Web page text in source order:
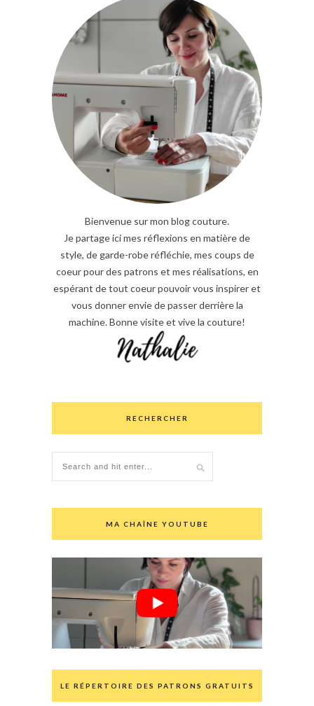
Bienvenue sur mon blog couture.
Je partage ici mes réflexions en matière de
style, de garde-robe réfléchie, mes coups de
coeur pour des patrons et mes réalisations, en
espérant de tout coeur pouvoir vous inspirer et
vous donner envie de passer derrière la
machine. Bonne visite et vive la couture!
RECHERCHER
MA CHAÎNE YOUTUBE
LE RÉPERTOIRE DES PATRONS GRATUITS